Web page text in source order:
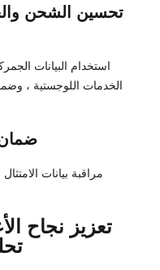
تحسين الشحن
استخدام البيانات
الخدمات اللوجستية ،
ضمان
مراقبة بيانات
تعزيز نجاح